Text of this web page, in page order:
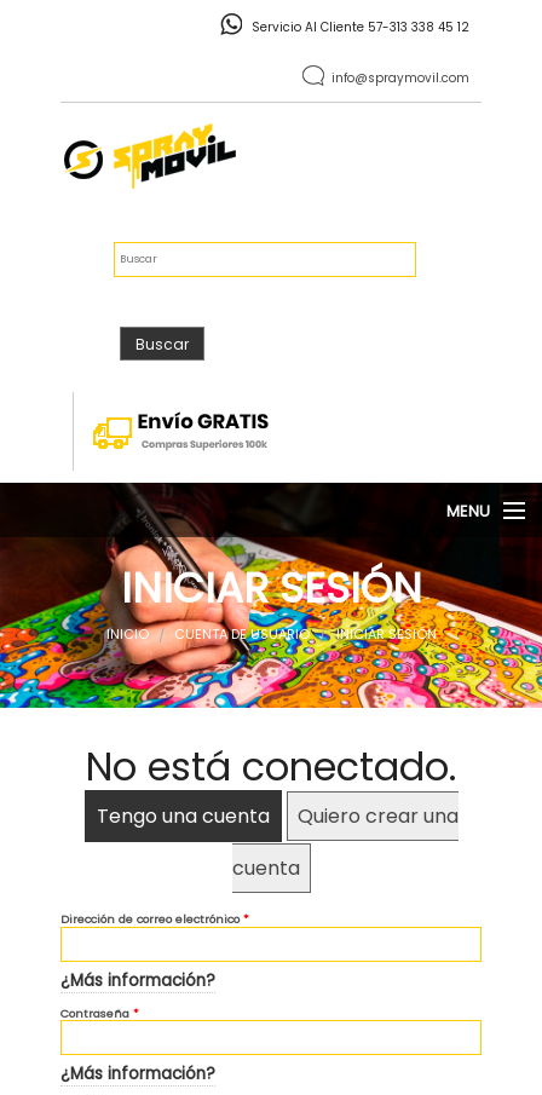
Pasar al contenido principal
Servicio Al Cliente 57-313 338 45 12
info@spraymovil.com
FORMULARIO DE
BÚSQUEDA
Buscar
Buscar
MENU
AEROSOLES
CAPS
MARCADORES
INDUSTRIAL
ALQUILER
INICIAR SESIÓN
USTED ESTÁ AQUÍ
INICIO CUENTA DE USUARIO INICIAR SESIÓN
No está conectado.
Tengo una cuenta
Quiero crear una
cuenta
Dirección de correo electrónico*
¿Más información?
Contraseña *
¿Más información?